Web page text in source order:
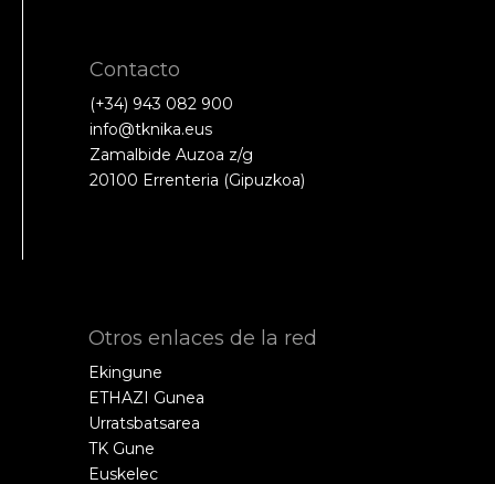
Contacto
(+34) 943 082 900
info@tknika.eus
Zamalbide Auzoa z/g
20100 Errenteria (Gipuzkoa)
Otros enlaces de la red
Ekingune
ETHAZI Gunea
Urratsbatsarea
TK Gune
Euskelec